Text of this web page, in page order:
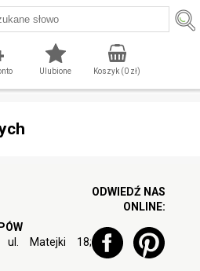
Ulubione Koszyk (0zł)
Matejki 18;
ODWIEDŹ NAS
ONLINE: